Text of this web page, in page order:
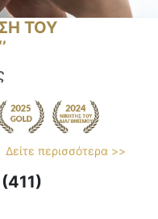
ΤΟΥ
Δείτε περισσότερα >>
(411)